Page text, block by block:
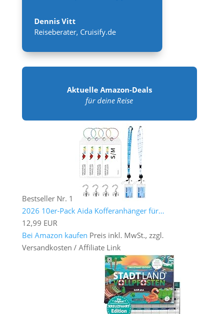
Dennis Vitt
Reiseberater, Cruisify.de
Aktuelle Amazon-Deals
für deine Reise
Bestseller Nr. 1
2026 10er-Pack Aida Kofferanhänger für...
12,99 EUR
Bei Amazon kaufen Preis inkl. MwSt., zzgl.
Versandkosten / Affiliate Link